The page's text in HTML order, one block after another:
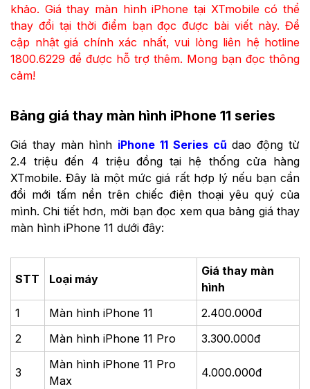
khảo. Giá thay màn hình iPhone tại XTmobile có thể
thay đổi tại thời điểm bạn đọc được bài viết này. Để
cập nhật giá chính xác nhất, vui lòng liên hệ hotline
1800.6229 để được hỗ trợ thêm. Mong bạn đọc thông
cảm!
Bảng giá thay màn hình iPhone 11 series
Giá thay màn hình iPhone 11 Series cũ dao động từ
2.4 triệu đến 4 triệu đồng tại hệ thống cửa hàng
XTmobile. Đây là một mức giá rất hợp lý nếu bạn cần
đổi mới tấm nền trên chiếc điện thoại yêu quý của
mình. Chi tiết hơn, mời bạn đọc xem qua bảng giá thay
màn hình iPhone 11 dưới đây:
STT Loại máy
Giá thay màn
hình
1
Màn hình iPhone 11
2.400.000đ
2
Màn hình iPhone 11 Pro 3.300.000đ
3
Màn hình iPhone 11 Pro
Max
4.000.000đ